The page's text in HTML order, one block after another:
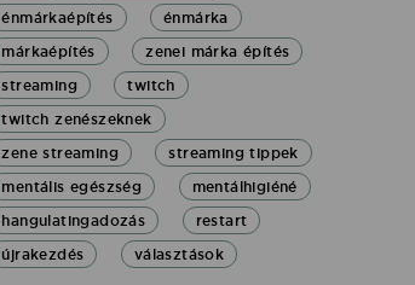
énmárkaépítés
énmárka
márkaépítés
zenei márka építés
streaming
twitch
twitch zenészeknek
zene streaming
streaming tippek
mentális egészség
mentálhigiéné
hangulatingadozás
restart
újrakezdés
választások